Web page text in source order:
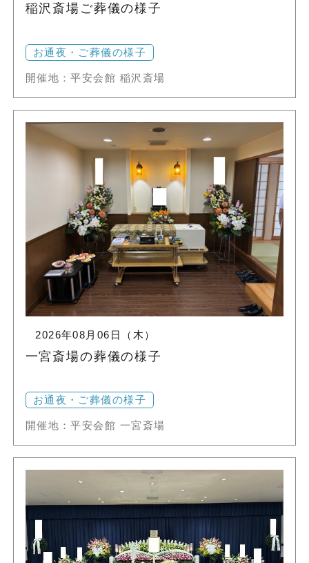
稲沢斎場ご葬儀の様子
お通夜・ご葬儀の様子
開催地：平安会館 稲沢斎場
2026年08月06日（木）
一宮斎場の葬儀の様子
お通夜・ご葬儀の様子
開催地：平安会館 一宮斎場